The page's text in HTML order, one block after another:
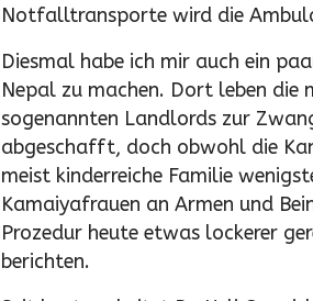
Notfalltransporte wird die
Diesmal habe ich mir auch ein
Nepal zu machen. Dort leben die
sogenannten Landlords zur
abgeschafft, doch obwohl die
meist kinderreiche Familie
Kamaiyafrauen an Armen und
Prozedur heute etwas lockerer
berichten.